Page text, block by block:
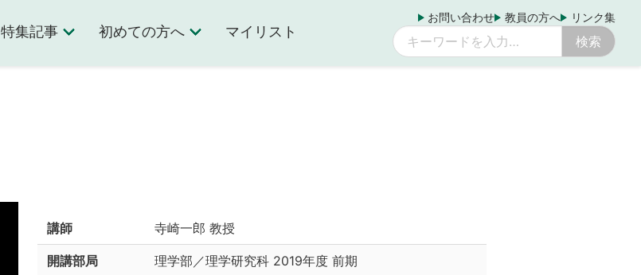
特集記事 初めての方へ マイリスト
お問い合わせ 教員の方へ リンク集
講師 寺崎一郎 教授
開講部局 理学部／理学研究科 2019年度 前期